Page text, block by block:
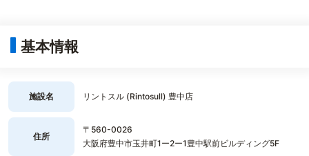
基本情報
施設名 リントスル (Rintosull) 豊中店
住所
〒560-0026
大阪府豊中市玉井町1ー2ー1豊中駅前ビルディング5F